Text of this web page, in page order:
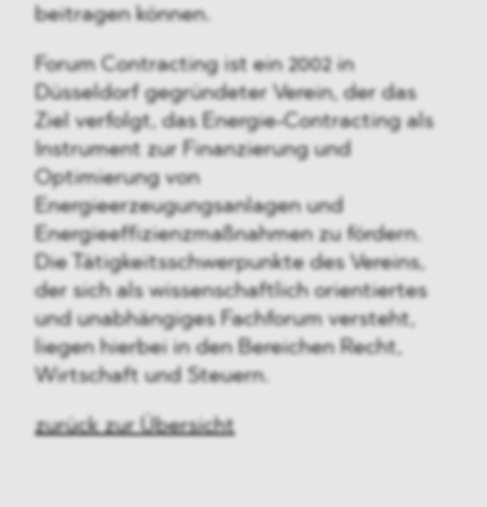
beitragen können.
Forum Contracting ist ein 2002 in
Düsseldorf gegründeter Verein, der das
Ziel verfolgt, das Energie-Contracting als
Instrument zur Finanzierung und
Optimierung von
Energieerzeugungsanlagen und
Energieeffizienzmaßnahmen zu fördern.
Die Tätigkeitsschwerpunkte des Vereins,
der sich als wissenschaftlich orientiertes
und unabhängiges Fachforum versteht,
liegen hierbei in den Bereichen Recht,
Wirtschaft und Steuern.
zurück zur Übersicht